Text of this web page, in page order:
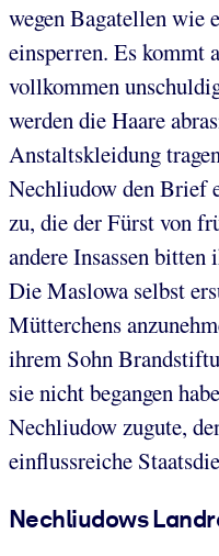
wegen Bagatellen wie
einsperren. Es kommt
vollkommen
werden die Haare
Anstaltskleidung
Nechliudow den Brief
zu, die der Fürst von
andere Insassen
Die Maslowa selbst
Mütterchens
ihrem Sohn
sie nicht begangen
Nechliudow zugute,
einflussreiche
Nechliudows